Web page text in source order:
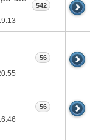
542
56
56